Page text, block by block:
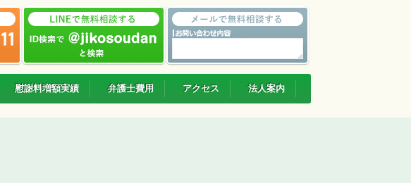
慰謝料増額実績 弁護士費用 アクセス 法人案内